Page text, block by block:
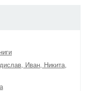
Иван, Никита,